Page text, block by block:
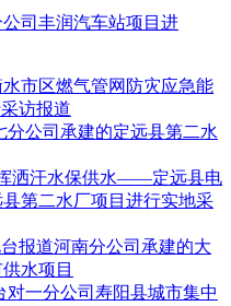
司丰润汽车站项目进
市区燃气管网防灾应急能
访报道
公司承建的定远县第二水
洒汗水保供水——定远县电
第二水厂项目进行实地采
报道河南分公司承建的大
水项目
一分公司寿阳县城市集中